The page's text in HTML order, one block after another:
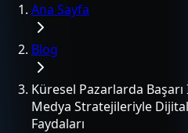
Ana Sayfa
Blog
Küresel Pazarlarda
Medya Stratejileriyle
Faydaları